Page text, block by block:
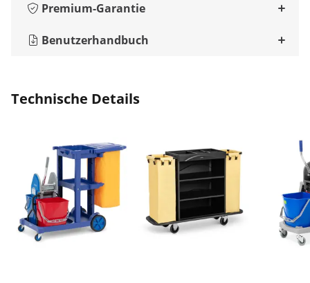
Premium-Garantie
Benutzerhandbuch
Technische Details